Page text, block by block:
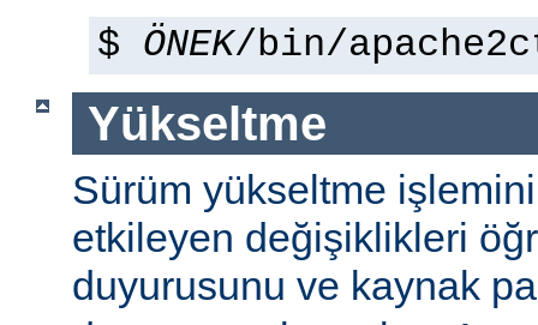
$ ÖNEK/bin/
Yükseltme
Sürüm yükseltme
etkileyen değişiklikleri
duyurusunu ve kaynak